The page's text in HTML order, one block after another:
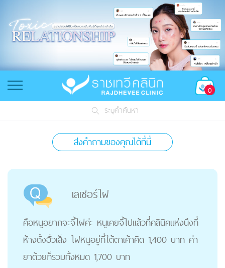
0
ระบุคำค้นหา
ส่งคำถามของคุณได้ที่นี่
เลเซอร์ไฝ
คือหนูอยากจะจี้ไฝค่ะ หนูเคยจี้ไปแล้วที่คลินิคแห่งนึงที่
ห้างตั้งฮั่วเส็ง ไฝหนูอยู่ที่ใต้ตาเค้าคิด 1,400 บาท ค่า
ยาด้วยก็รวมทั้งหมด 1,700 บาท